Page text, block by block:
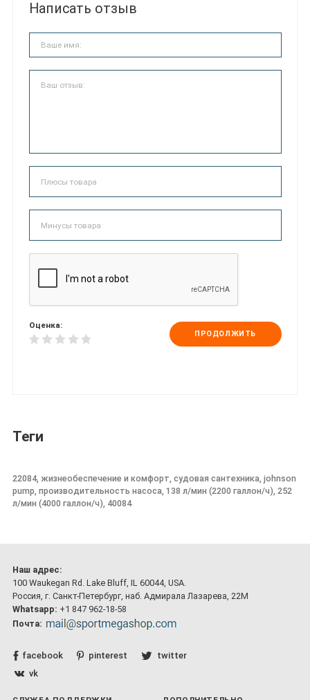
Написать отзыв
Оценка:
ПРОДОЛЖИТЬ
Теги
22084, жизнеобеспечение и комфорт, судовая сантехника, johnson
pump, производительность насоса, 138 л/мин (2200 галлон/ч), 252
л/мин (4000 галлон/ч), 40084
Наш адрес:
100 Waukegan Rd. Lake Bluff, IL 60044, USA.
Россия, г. Санкт-Петербург, наб. Адмирала Лазарева, 22М
Whatsapp: +1 847 962-18-58
Почта:
facebook pinterest
twitter
vk